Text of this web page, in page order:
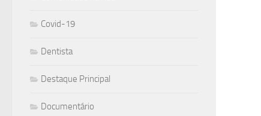
Covid-19
Dentista
Destaque Principal
Documentário